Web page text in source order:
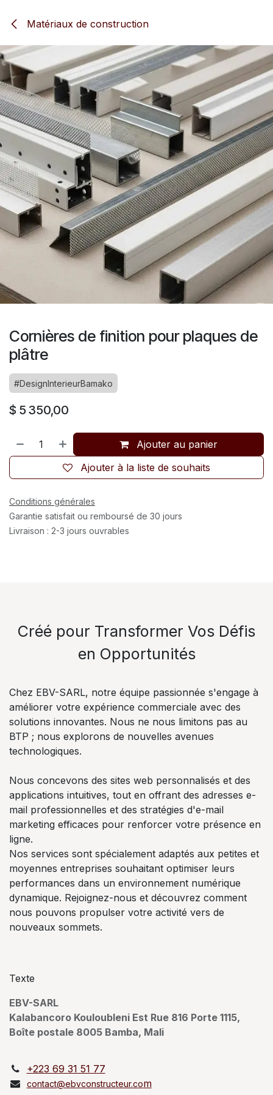
Matériaux de construction
Cornières de finition pour plaques de
plâtre
#DesignInterieurBamako
$ 5 350,00
Ajouter au panier
Ajouter à la liste de souhaits
Conditions générales
Garantie satisfait ou remboursé de 30 jours
Livraison : 2-3 jours ouvrables
Créé pour Transformer Vos Défis
en Opportunités
Chez EBV-SARL, notre équipe passionnée s'engage à
améliorer votre expérience commerciale avec des
solutions innovantes. Nous ne nous limitons pas au
BTP ; nous explorons de nouvelles avenues
technologiques.
Nous concevons des sites web personnalisés et des
applications intuitives, tout en offrant des adresses e-
mail professionnelles et des stratégies d'e-mail
marketing efficaces pour renforcer votre présence en
ligne.
Nos services sont spécialement adaptés aux petites et
moyennes entreprises souhaitant optimiser leurs
performances dans un environnement numérique
dynamique. Rejoignez-nous et découvrez comment
nous pouvons propulser votre activité vers de
nouveaux sommets.
Texte
EBV-SARL
Kalabancoro Kouloubleni Est Rue 816 Porte 1115,
Boîte postale 8005 Bamba, Mali
+223 69 31 51 77
contact@ebvconstructeur.com